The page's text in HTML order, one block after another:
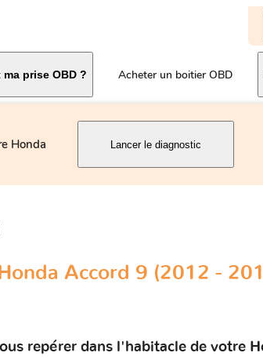
ma prise OBD ? Acheter un boitier OBD
Honda Lancer le diagnostic
Accord 9 (2012 -
repérer dans l'habitacle de votre